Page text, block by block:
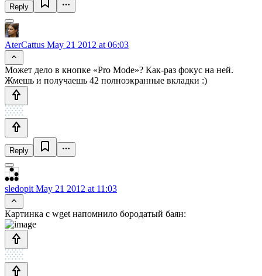
Reply
AterCattus May 21 2012 at 06:03
Может дело в кнопке «Pro Mode»? Как-раз фокус на ней.
Жмешь и получаешь 42 полноэкранные вкладки :)
Reply
sledopit May 21 2012 at 11:03
Картинка с wget напомнило бородатый баян: